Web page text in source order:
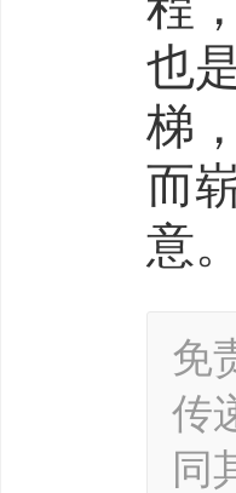
也
梯
而
意。
免
传
同